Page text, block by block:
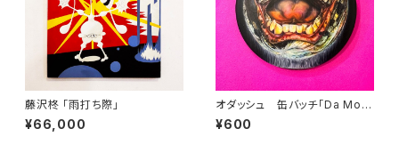
藤沢柊 「雨打ち際」
¥66,000
オダッシュ 缶バッチ「Da Moo
n」
¥600